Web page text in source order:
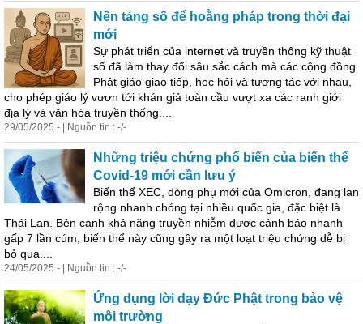
Nền tảng số để hoằng pháp trong thời đại
mới
Sự phát triển của internet và truyền thông kỹ thuật
số đã làm thay đổi sâu sắc cách mà các cộng đồng
Phật giáo giao tiếp, học hỏi và tương tác với nhau,
cho phép giáo lý vươn tới khán giả toàn cầu vượt xa các ranh giới
địa lý và văn hóa truyền thống....
29/05/2025 - | Nguồn tin : -/-
Những triệu chứng phổ biến của biến thể
Covid-19 mới cần lưu ý
Biến thể XEC, dòng phụ mới của Omicron, đang lan
rộng nhanh chóng tại nhiều quốc gia, đặc biệt là
Thái Lan. Bên cạnh khả năng truyền nhiễm được cảnh báo nhanh
gấp 7 lần cúm, biến thể này cũng gây ra một loạt triệu chứng dễ bị
bỏ qua....
24/05/2025 - | Nguồn tin : -/-
Ứng dụng lời dạy Đức Phật trong bảo vệ
môi trường